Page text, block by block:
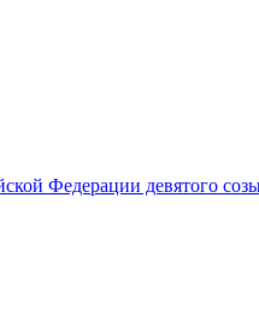
Федерации девятого